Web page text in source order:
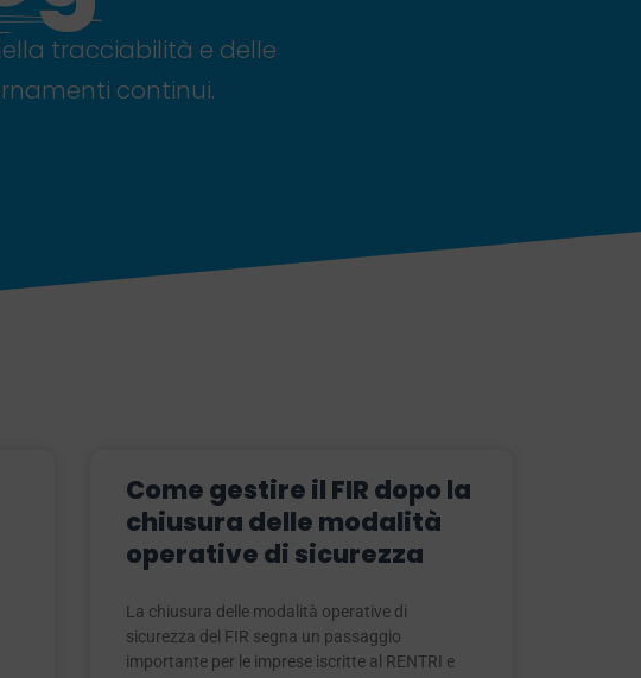
tracciabilità e delle
continui.
Come gestire il FIR dopo la
chiusura delle modalità
operative di sicurezza
La chiusura delle modalità operative di
sicurezza del FIR segna un passaggio
importante per le imprese iscritte al RENTRI e